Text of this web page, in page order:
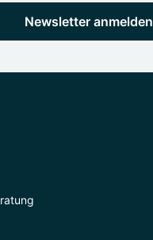
Newsletter anmelden